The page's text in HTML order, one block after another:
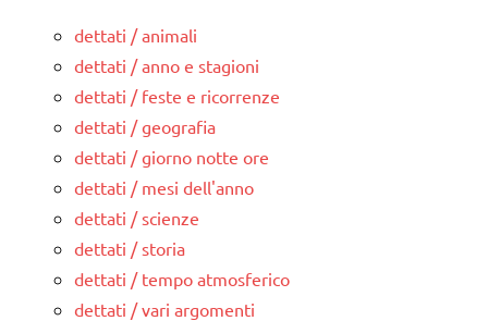
dettati / animali
dettati / anno e stagioni
dettati / feste e ricorrenze
dettati / geografia
dettati / giorno notte ore
dettati / mesi dell'anno
dettati / scienze
dettati / storia
dettati / tempo atmosferico
dettati / vari argomenti